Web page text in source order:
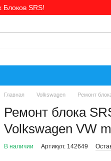
SRS!
Главная Volkswagen Ремонт
Ремонт блока
Volkswagen VW
В наличии Артикул: 142649